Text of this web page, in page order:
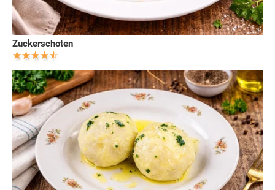
Zuckerschoten